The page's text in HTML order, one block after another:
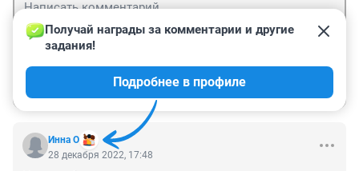
Инна О
Получай награды за комментарии и другие
задания!
Подробнее в профиле
28 декабря 2022, 17:48